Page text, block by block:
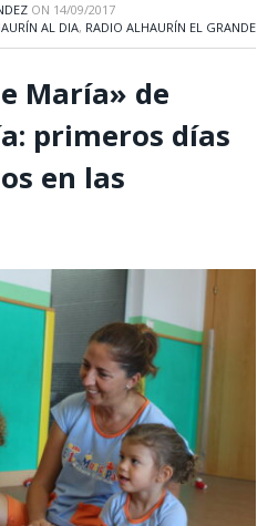
ON 14/09/2017
AL DIA, RADIO ALHAURÍN EL GRANDE
María» de
primeros días
en las